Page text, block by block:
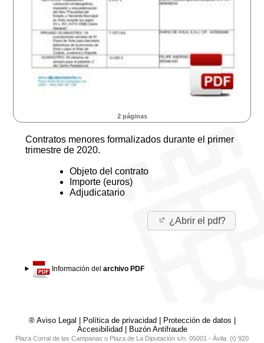
2 páginas
Contratos menores formalizados durante el primer
trimestre de 2020.
Objeto del contrato
Importe (euros)
Adjudicatario
¿Abrir el pdf?
Información delarchivo PDF
® Aviso Legal Política de privacidad Protección de datos
Accesibilidad
Buzón Antifraude
Plaza Corral de las Campanas o Plaza de La Diputación s/n. 05001 - Ávila. (t) 920